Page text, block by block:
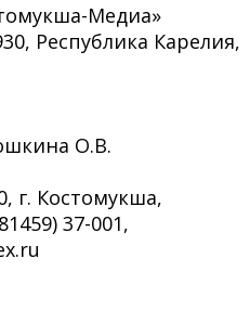
Медиа»
Республика Карелия,
О.В.
г. Костомукша,
37-001,